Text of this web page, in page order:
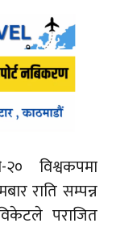
विश्वकपमा
राति सम्पन्न
पराजित